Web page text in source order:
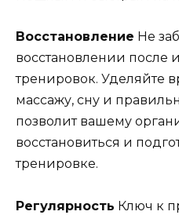
Восстановление Не
восстановлении после
тренировок. Уделяйте
массажу, сну и
позволит вашему
восстановиться и
тренировке.
Регулярность Ключ к